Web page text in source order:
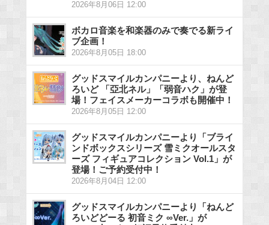
2026年8月06日 12:00
ボカロ音楽を和楽器のみで奏でる新ライ
ブ企画！
2026年8月05日 18:00
グッドスマイルカンパニーより、ねんど
ろいど 「亞北ネル」「弱音ハク」が登
場！フェイスメーカーコラボも開催中！
2026年8月05日 12:00
グッドスマイルカンパニーより「ブライ
ンドボックスシリーズ 雪ミクオールスタ
ーズ フィギュアコレクション Vol.1」が
登場！ご予約受付中！
2026年8月04日 12:00
グッドスマイルカンパニーより「ねんど
ろいどどーる 初音ミク ∞Ver.」が